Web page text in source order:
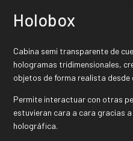
Holobox
Cabina semi transparente de
hologramas tridimensionales,
objetos de forma realista desde
Permite interactuar con otras
estuvieran cara a cara gracias
holográfica.